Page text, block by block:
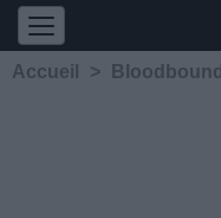
Accueil > Bloodbound